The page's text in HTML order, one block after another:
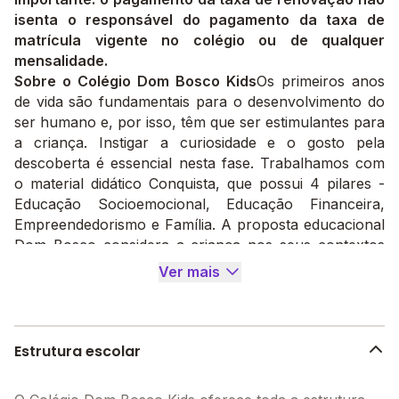
isenta o responsável do pagamento da taxa de
matrícula vigente no colégio ou de qualquer
mensalidade.
Sobre o Colégio Dom Bosco KidsOs primeiros anos
de vida são fundamentais para o desenvolvimento do
ser humano e, por isso, têm que ser estimulantes para
a criança. Instigar a curiosidade e o gosto pela
descoberta é essencial nesta fase. Trabalhamos com
o material didático Conquista, que possui 4 pilares -
Educação Socioemocional, Educação Financeira,
Empreendedorismo e Família. A proposta educacional
Dom Bosco considera a criança nos seus contextos
sociais, ambientais e culturais, e a coloca em contato
projetos pedagógicos visam ao desenvolvimento do
raciocínio, do convívio e da socialização. Jogos e
Ver mais
Estrutura escolar